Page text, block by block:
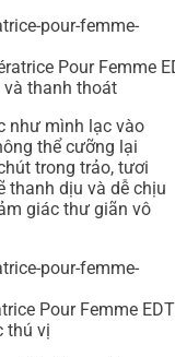
Pour Femme
thanh thoát
như mình lạc vào
thể cưỡng lại
trong trảo, tươi
thanh dịu và dễ chịu
giác thư giãn vô
Pour Femme
thú vị